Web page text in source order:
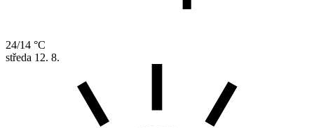
24/14 °C
středa 12. 8.